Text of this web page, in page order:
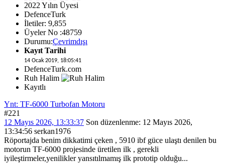
2022 Yılın Üyesi
DefenceTurk
İletiler: 9,855
Üyeler No :48759
Durumu:Çevrimdışı
Kayıt Tarihi
14 Ocak 2019, 18:05:41
DefenceTurk.com
Ruh Halim
Kayıtlı
Ynt: TF-6000 Turbofan Motoru
#221
12 Mayıs 2026, 13:33:37 Son düzenlenme: 12 Mayıs 2026,
13:34:56 serkan1976
Röportajda benim dikkatimi çeken , 5910 ibf güce ulaştı denilen bu
motorun TF-6000 projesinde üretilen ilk , gerekli
iyileştirmeler,yenilikler yansıtılmamış ilk prototip olduğu...